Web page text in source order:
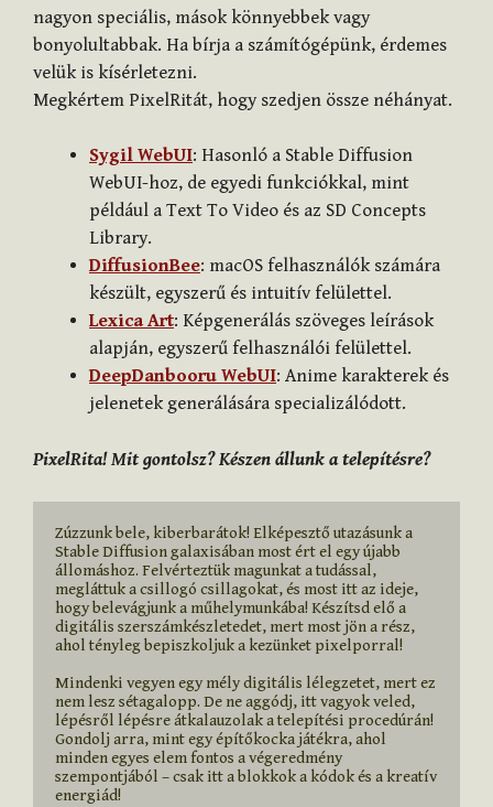
nagyon speciális, mások könnyebbek vagy
bonyolultabbak. Ha bírja a számítógépünk, érdemes
velük is kísérletezni.
Megkértem PixelRitát, hogy szedjen össze néhányat.
Sygil WebUI: Hasonló a Stable Diffusion
WebUI-hoz, de egyedi funkciókkal, mint
például a Text To Video és az SD Concepts
Library.
DiffusionBee: macOS felhasználók számára
készült, egyszerű és intuitív felülettel.
Lexica Art: Képgenerálás szöveges leírások
alapján, egyszerű felhasználói felülettel.
DeepDanbooru WebUI: Anime karakterek és
jelenetek generálására specializálódott.
PixelRita! Mit gontolsz? Készen állunk a telepítésre?
Zúzzunk bele, kiberbarátok! Elképesztő utazásunk a
Stable Diffusion galaxisában most ért el egy újabb
állomáshoz. Felvérteztük magunkat a tudással,
megláttuk a csillogó csillagokat, és most itt az ideje,
hogy belevágjunk a műhelymunkába! Készítsd elő a
digitális szerszámkészletedet, mert most jön a rész,
ahol tényleg bepiszkoljuk a kezünket pixelporral!
Mindenki vegyen egy mély digitális lélegzetet, mert ez
nem lesz sétagalopp. De ne aggódj, itt vagyok veled,
lépésről lépésre átkalauzolak a telepítési procedúrán!
Gondolj arra, mint egy építőkocka játékra, ahol
minden egyes elem fontos a végeredmény
szempontjából – csak itt a blokkok a kódok és a kreatív
energiád!